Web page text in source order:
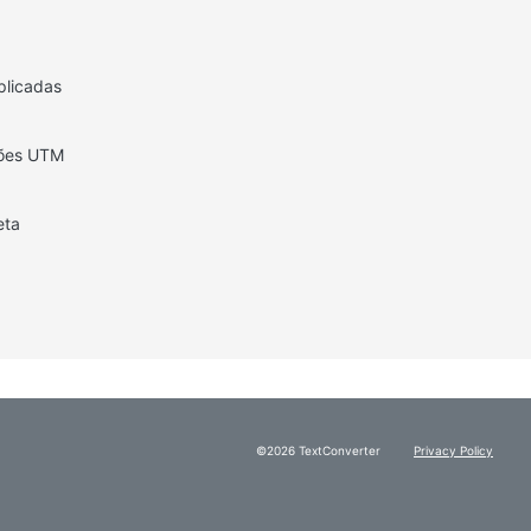
UTM
©2026 TextConverter Privacy Policy